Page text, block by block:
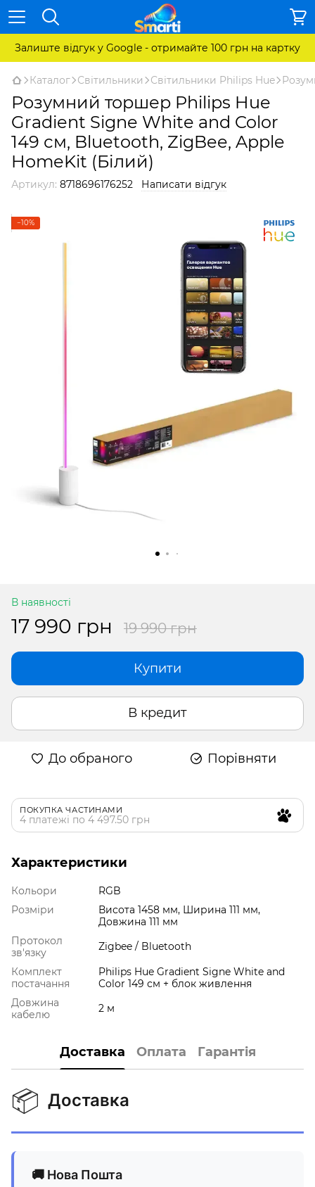
Залиште відгук у Google - отримайте 100 грн на картку
Каталог Світильники Світильники Philips Hue
Розумний торшер Philips Hue
Gradient Signe White and Color
149 см, Bluetooth, ZigBee, Apple
HomeKit (Білий)
Артикул: 8718696176252 Написати відгук
−10%
В наявності
17 990 грн 19 990 грн
Купити
В кредит
До обраного Порівняти
ПОКУПКА ЧАСТИНАМИ
4 платежі по 4 497.50 грн
Характеристики
Кольори
RGB
Розміри
Висота 1458 мм, Ширина 111 мм,
Довжина 111 мм
Протокол
зв'язку
Zigbee / Bluetooth
Комплект
постачання
Philips Hue Gradient Signe White and
Color 149 см + блок живлення
Довжина
кабелю
2 м
Доставка Оплата Гарантія
📦 Доставка
🚚 Нова Пошта